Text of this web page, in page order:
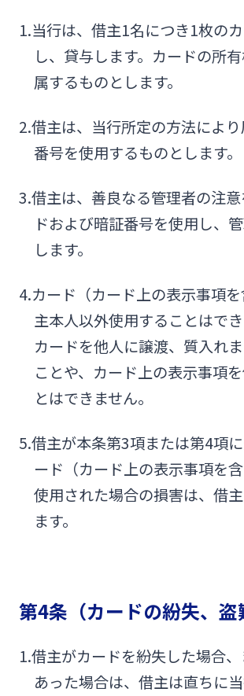
1.当行は、借主1名につき1枚の
し、貸与します。カードの所
属するものとします。
2.借主は、当行所定の方法によ
番号を使用するものとします。
3.借主は、善良なる管理者の注
ドおよび暗証番号を使用し、
します。
4.カード（カード上の表示事項
主本人以外使用することはで
カードを他人に譲渡、質入れ
ことや、カード上の表示事項
とはできません。
5.借主が本条第3項または第4項
ード（カード上の表示事項を
使用された場合の損害は、借
ます。
第4条（カードの紛失、盗
1.借主がカードを紛失した場合
あった場合は、借主は直ちに